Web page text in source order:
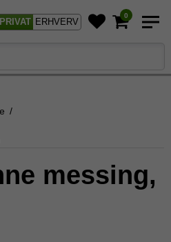
PRIVAT ERHVERV
0
/
messing,